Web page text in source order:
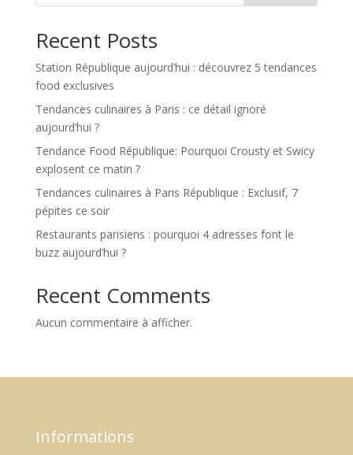
Recent Posts
Station République aujourd’hui : découvrez 5 tendances
food exclusives
Tendances culinaires à Paris : ce détail ignoré
aujourd’hui ?
Tendance Food République: Pourquoi Crousty et Swicy
explosent ce matin ?
Tendances culinaires à Paris République : Exclusif, 7
pépites ce soir
Restaurants parisiens : pourquoi 4 adresses font le
buzz aujourd’hui ?
Recent Comments
Aucun commentaire à afficher.
Informations